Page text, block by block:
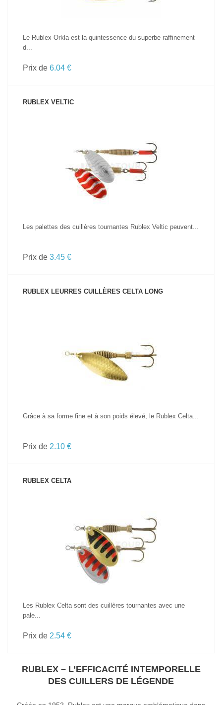
Le Rublex Orkla est la quintessence du superbe raffinement
d...
Prix de 6.04 €
RUBLEX VELTIC
VOIR LE PRODUIT
Les palettes des cuillères tournantes Rublex Veltic peuvent...
Prix de 3.45 €
RUBLEX LEURRES CUILLÈRES CELTA LONG
Grâce à sa forme fine et à son poids élevé, le Rublex Celta...
Prix de 2.10 €
RUBLEX CELTA
VOIR LE PRODUIT
Les Rublex Celta sont des cuillères tournantes avec une
pale...
Prix de 2.54 €
RUBLEX – L’EFFICACITÉ INTEMPORELLE
DES CUILLERS DE LÉGENDE